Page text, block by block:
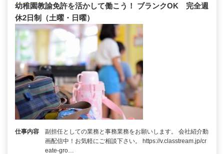
幼稚園教諭免許を活かして働こう！ ブランクOK 完全週
休2日制（土曜・日曜）
仕事内容
副担任としての業務と事務業務をお願いします。 会社紹介動
画配信中！お気軽にご相談下さい。 https://v.classtream.jp/cr
eate-gro…